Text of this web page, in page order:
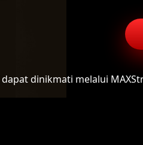
dapat dinikmati melalui